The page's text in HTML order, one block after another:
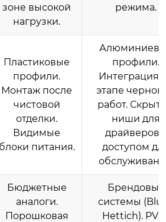
зоне высокой
нагрузки.
режима.
Пластиковые
профили.
Монтаж после
чистовой
отделки.
Видимые
блоки питания.
профили.
Интеграция
этапе
работ.
ниши для
драйверов
доступом
Бюджетные
аналоги.
Порошковая
Брендовые
системы
Hettich).